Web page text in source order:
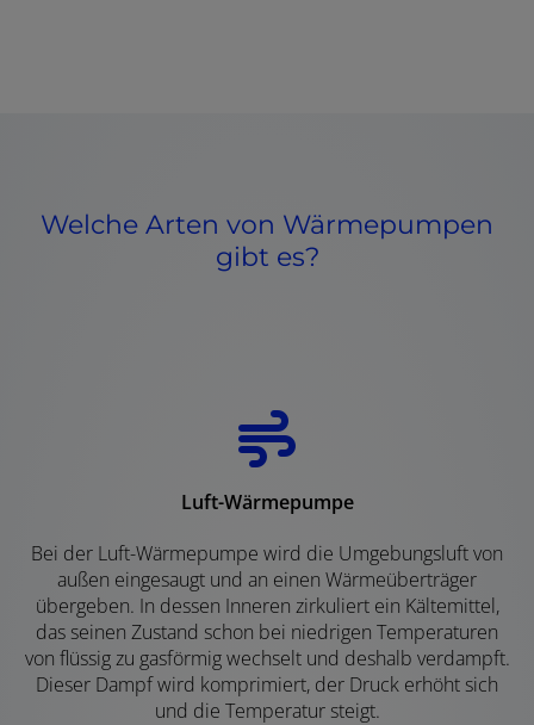
Welche Arten von Wärmepumpen
gibt es?
Luft-Wärmepumpe
Bei der Luft-Wärmepumpe wird die Umgebungsluft von
außen eingesaugt und an einen Wärmeüberträger
übergeben. In dessen Inneren zirkuliert ein Kältemittel,
das seinen Zustand schon bei niedrigen Temperaturen
von flüssig zu gasförmig wechselt und deshalb verdampft.
Dieser Dampf wird komprimiert, der Druck erhöht sich
und die Temperatur steigt.